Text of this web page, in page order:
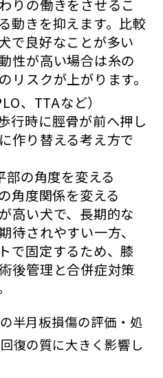
りの働きをさせるこ
動きを抑えます。比較
で良好なことが多い
性が高い場合は糸の
リスクが上がります。
、TTAなど）
行時に脛骨が前へ押し
作り替える考え方で
部の角度を変える
角度関係を変える
高い犬で、長期的な
待されやすい一方、
で固定するため、膝
後管理と合併症対策
半月板損傷の評価・処
復の質に大きく影響し